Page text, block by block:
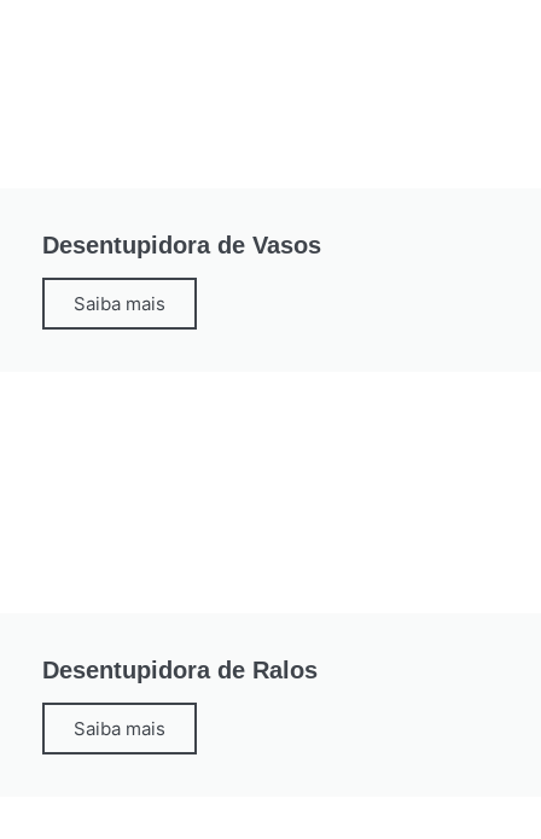
Desentupidora de Vasos
Saiba mais
Desentupidora de Ralos
Saiba mais